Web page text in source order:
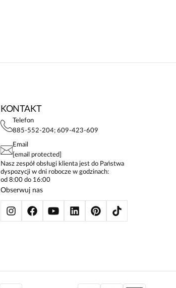
KONTAKT
Telefon
885-552-204; 609-423-609
Email
[email protected]
Nasz zespół obsługi klienta jest do Państwa
dyspozycji w dni robocze w godzinach:
od 8:00 do 16:00
Obserwuj nas